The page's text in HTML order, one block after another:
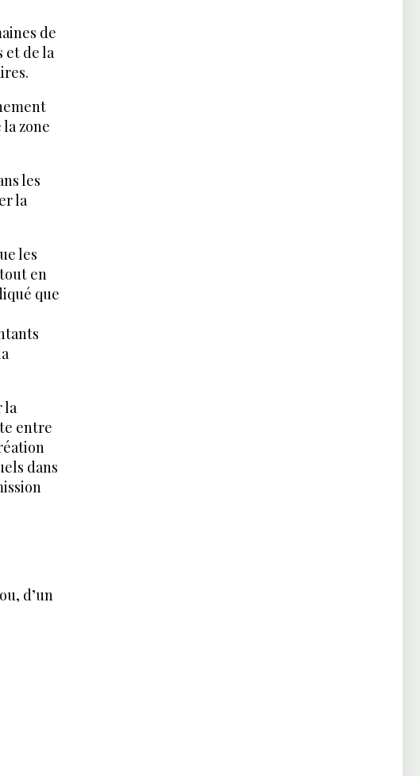
de
et de la
zone
les
la
les
en
que
la
entre
dans
d’un